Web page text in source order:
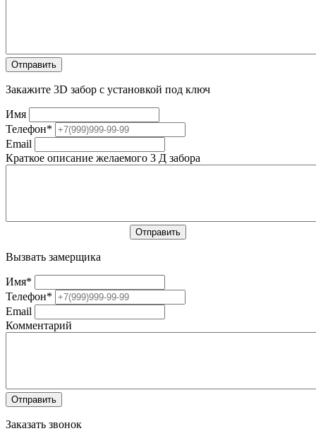
Закажите 3D забор с установкой под ключ
Имя
Телефон*
Email
Краткое описание желаемого 3 Д забора
Вызвать замерщика
Имя*
Телефон*
Email
Комментарий
Заказать звонок